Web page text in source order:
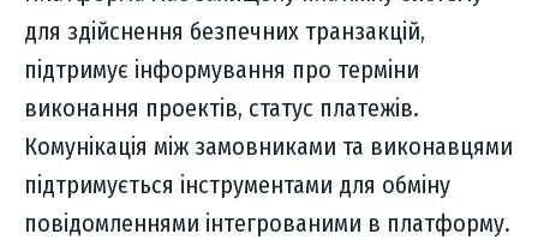
для здійснення безпечних транзакцій,
підтримує інформування про терміни
виконання проектів, статус платежів.
Комунікація між замовниками та виконавцями
підтримується інструментами для обміну
повідомленнями інтегрованими в платформу.